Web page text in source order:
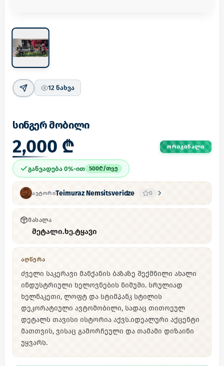
12 ნახვა
სინგერ მობილი
2,000 ₾ ᲝᲠᲘᲒᲘᲜᲐᲚᲘ
განვადება 0%-ით 500₾/თვე
ᲐᲕᲢᲝᲠᲘTeimuraz Nemsitsveridze 0
ᲛᲐᲡᲐᲚᲐ
მეტალი.ხე.ტყავი
ᲐᲦᲬᲔᲠᲐ
ძველი საკერავი მანქანის ბაზაზე შექმნილი ახალი
ინდუსტრიული ხელოვნების ნიმუში. სრულიად
ხელნაკეთი, ლოფტ და სტიმპანკ სტილის
დეკორატიული ავტომობილი, სადაც თითოეულ
დეტალს თავისი ისტორია აქვს. ​იდეალური აქცენტი
მათთვის, ვისაც გამორჩეული და თამამი დიზაინი
უყვარს.